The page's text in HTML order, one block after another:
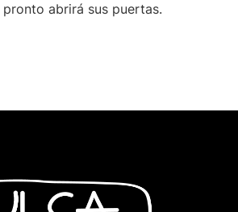
abrirá sus puertas.